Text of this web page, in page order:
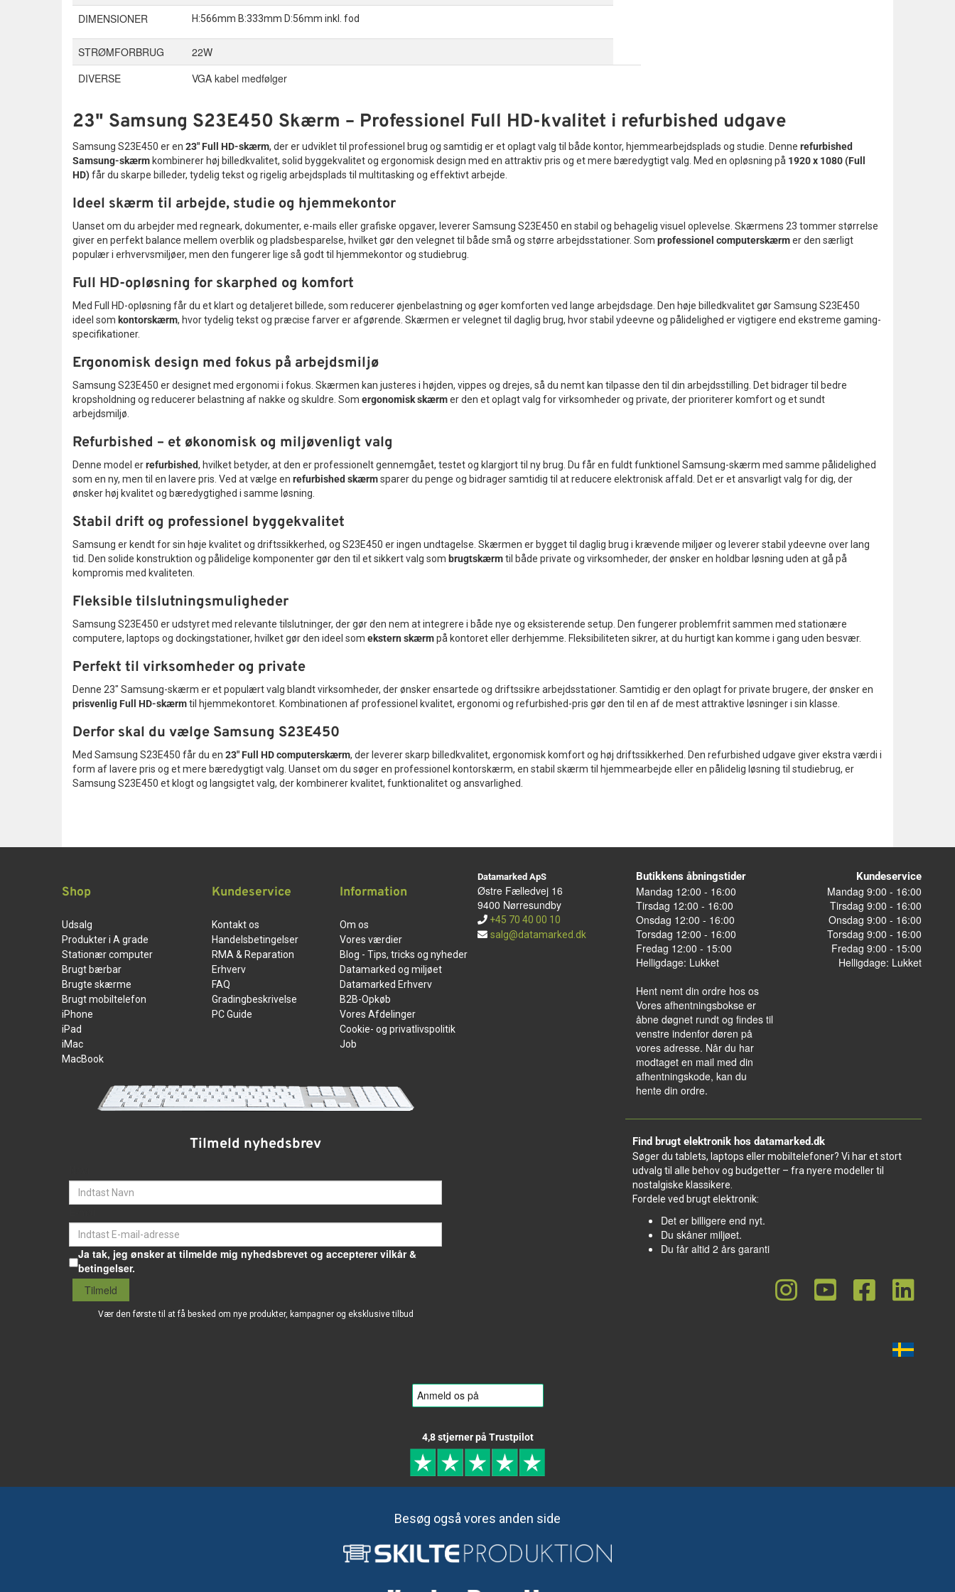
DIMENSIONER
H:566mm B:333mm D:56mm inkl. fod
STRØMFORBRUG
22W
DIVERSE
VGA kabel medfølger
23" Samsung S23E450 Skærm – Professionel Full HD-kvalitet i refurbished udgave
Samsung S23E450 er en 23" Full HD-skærm, der er udviklet til professionel brug og samtidig er et oplagt valg til både kontor, hjemmearbejdsplads og studie. Denne refurbished
Samsung-skærm kombinerer høj billedkvalitet, solid byggekvalitet og ergonomisk design med en attraktiv pris og et mere bæredygtigt valg. Med en opløsning på 1920 x 1080 (Full
HD)får du skarpe billeder, tydelig tekst og rigelig arbejdsplads til multitasking og effektivt arbejde.
Ideel skærm til arbejde, studie og hjemmekontor
Uanset om du arbejder med regneark, dokumenter, e-mails eller grafiske opgaver, leverer Samsung S23E450 en stabil og behagelig visuel oplevelse. Skærmens 23 tommer størrelse
giver en perfekt balance mellem overblik og pladsbesparelse, hvilket gør den velegnet til både små og større arbejdsstationer. Som professionel computerskærmer den særligt
populær i erhvervsmiljøer, men den fungerer lige så godt til hjemmekontor og studiebrug.
Full HD-opløsning for skarphed og komfort
Med Full HD-opløsning får du et klart og detaljeret billede, som reducerer øjenbelastning og øger komforten ved lange arbejdsdage. Den høje billedkvalitet gør Samsung S23E450
ideel som kontorskærm, hvor tydelig tekst og præcise farver er afgørende. Skærmen er velegnet til daglig brug, hvor stabil ydeevne og pålidelighed er vigtigere end ekstreme gaming-
specifikationer.
Ergonomisk design med fokus på arbejdsmiljø
Samsung S23E450 er designet med ergonomi i fokus. Skærmen kan justeres i højden, vippes og drejes, så du nemt kan tilpasse den til din arbejdsstilling. Det bidrager til bedre
kropsholdning og reducerer belastning af nakke og skuldre. Som ergonomisk skærmer den et oplagt valg for virksomheder og private, der prioriterer komfort og et sundt
arbejdsmiljø.
Refurbished – et økonomisk og miljøvenligt valg
Denne model errefurbished, hvilket betyder, at den er professionelt gennemgået, testet og klargjort til ny brug. Du får en fuldt funktionel Samsung-skærm med samme pålidelighed
som en ny, men til en lavere pris. Ved at vælge en refurbished skærmsparer du penge og bidrager samtidig til at reducere elektronisk affald. Det er et ansvarligt valg for dig, der
ønsker høj kvalitet og bæredygtighed i samme løsning.
Stabil drift og professionel byggekvalitet
Samsung er kendt for sin høje kvalitet og driftssikkerhed, og S23E450 er ingen undtagelse. Skærmen er bygget til daglig brug i krævende miljøer og leverer stabil ydeevne over lang
tid. Den solide konstruktion og pålidelige komponenter gør den til et sikkert valg som brugtskærmtil både private og virksomheder, der ønsker en holdbar løsning uden at gå på
kompromis med kvaliteten.
Fleksible tilslutningsmuligheder
Samsung S23E450 er udstyret med relevante tilslutninger, der gør den nem at integrere i både nye og eksisterende setup. Den fungerer problemfrit sammen med stationære
computere, laptops og dockingstationer, hvilket gør den ideel som ekstern skærmpå kontoret eller derhjemme. Fleksibiliteten sikrer, at du hurtigt kan komme i gang uden besvær.
Perfekt til virksomheder og private
Denne 23" Samsung-skærm er et populært valg blandt virksomheder, der ønsker ensartede og driftssikre arbejdsstationer. Samtidig er den oplagt for private brugere, der ønsker en
prisvenlig Full HD-skærmtil hjemmekontoret. Kombinationen af professionel kvalitet, ergonomi og refurbished-pris gør den til en af de mest attraktive løsninger i sin klasse.
Derfor skal du vælge Samsung S23E450
Med Samsung S23E450 får du en 23" Full HD computerskærm, der leverer skarp billedkvalitet, ergonomisk komfort og høj driftssikkerhed. Den refurbished udgave giver ekstra værdi i
form af lavere pris og et mere bæredygtigt valg. Uanset om du søger en professionel kontorskærm, en stabil skærm til hjemmearbejde eller en pålidelig løsning til studiebrug, er
Samsung S23E450 et klogt og langsigtet valg, der kombinerer kvalitet, funktionalitet og ansvarlighed.
Shop
Udsalg
Produkter i A grade
Stationær computer
Brugt bærbar
Brugte skærme
Brugt mobiltelefon
iPhone
iPad
iMac
MacBook
Kundeservice
Kontakt os
Handelsbetingelser
RMA & Reparation
Erhverv
FAQ
Gradingbeskrivelse
PC Guide
Information
Om os
Vores værdier
Blog - Tips, tricks og nyheder
Datamarked og miljøet
Datamarked Erhverv
B2B-Opkøb
Vores Afdelinger
Cookie- og privatlivspolitik
Job
Tilmeld nyhedsbrev
Ja tak, jeg ønsker at tilmelde mig nyhedsbrevet og accepterer vilkår &
betingelser.
Tilmeld
Vær den første til at få besked om nye produkter, kampagner og eksklusive tilbud
Datamarked ApS
Østre Fælledvej 16
9400 Nørresundby
+45 70 40 00 10
salg@datamarked.dk
Butikkens åbningstider
Mandag 12:00 - 16:00
Tirsdag 12:00 - 16:00
Onsdag 12:00 - 16:00
Torsdag 12:00 - 16:00
Fredag 12:00 - 15:00
Helligdage: Lukket
Hent nemt din ordre hos os
Vores afhentningsbokse er
åbne døgnet rundt og findes til
venstre indenfor døren på
vores adresse. Når du har
modtaget en mail med din
afhentningskode, kan du
hente din ordre.
Kundeservice
Mandag 9:00 - 16:00
Tirsdag 9:00 - 16:00
Onsdag 9:00 - 16:00
Torsdag 9:00 - 16:00
Fredag 9:00 - 15:00
Helligdage: Lukket
Find brugt elektronik hos datamarked.dk
Søger du tablets, laptops eller mobiltelefoner? Vi har et stort
udvalg til alle behov og budgetter – fra nyere modeller til
nostalgiske klassikere.
Fordele ved brugt elektronik:
Det er billigere end nyt.
Du skåner miljøet.
Du får altid 2 års garanti
4,8 stjerner på Trustpilot
Besøg også vores anden side